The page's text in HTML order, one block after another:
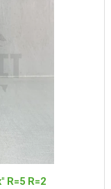
R=5 R=2